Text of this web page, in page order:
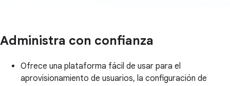
Administra con confianza
Ofrece una plataforma fácil de usar para el
aprovisionamiento de usuarios, la configuración de